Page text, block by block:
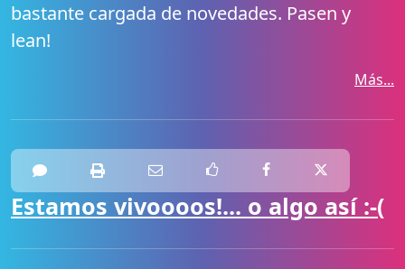
bastante cargada de novedades. Pasen y
lean!
Más...
Estamos vivoooos!... o algo así :-(